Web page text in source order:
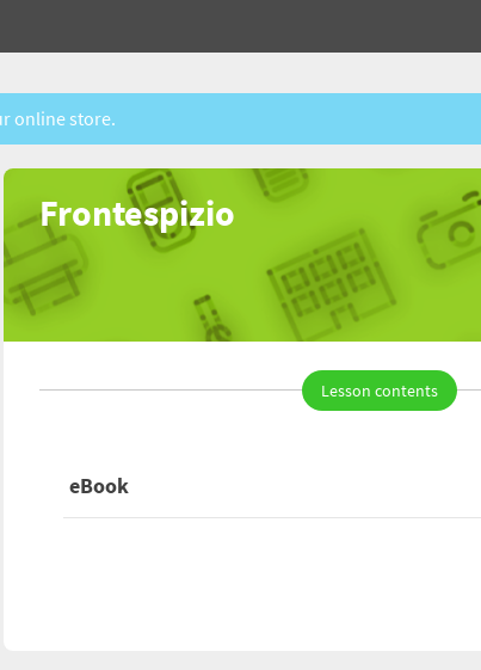
online store.
Frontespizio
Lesson contents
eBook